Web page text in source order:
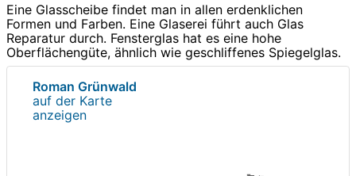
Eine Glasscheibe findet man in allen erdenklichen
Formen und Farben. Eine Glaserei führt auch Glas
Reparatur durch. Fensterglas hat es eine hohe
Oberflächengüte, ähnlich wie geschliffenes Spiegelglas.
Roman Grünwald
auf der Karte
anzeigen